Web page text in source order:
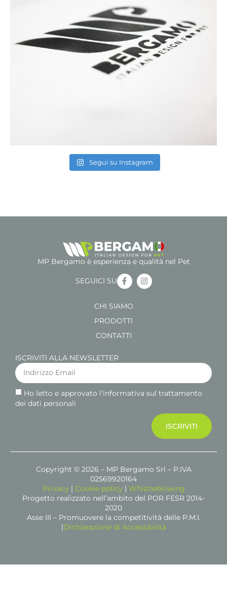
Segui su Instagram
MP Bergamo è esperienza e qualità nel Pet
SEGUICI SU
CHI SIAMO
PRODOTTI
CONTATTI
ISCRIVITI ALLA NEWSLETTER
Ho letto e approvato l'informativa sul trattamento
dei dati personali
ISCRIVITI
Copyright © 2026 – MP Bergamo Srl – P.IVA
02569920164
Privacy | Cookie policy | Whistleblowing
Progetto realizzato nell’ambito del POR FESR 2014-
2020
Asse III – Promuovere la competitività delle P.M.I.
|Dichiarazione di Accessibilità